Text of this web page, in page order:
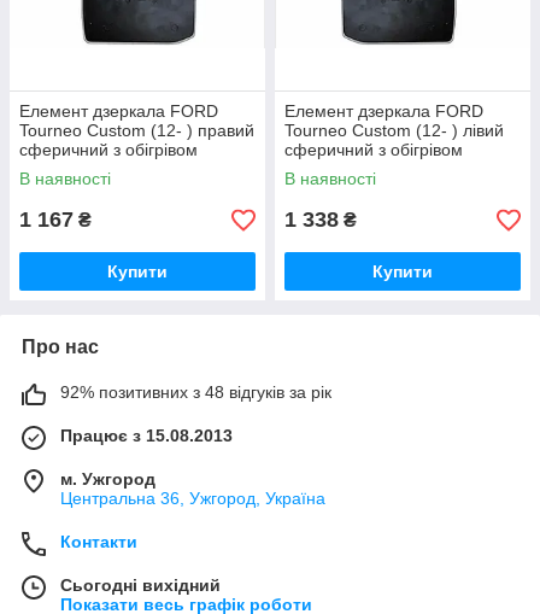
Елемент дзеркала FORD
Tourneo Custom (12- ) правий
сферичний з обігрівом
В наявності
1 167 ₴
Купити
Елемент дзеркала FORD
Tourneo Custom (12- ) лівий
сферичний з обігрівом
В наявності
1 338 ₴
Купити
Про нас
92% позитивних з 48 відгуків за рік
Працює з 15.08.2013
м. Ужгород
Центральна 36, Ужгород, Україна
Контакти
Сьогодні вихідний
Показати весь графік роботи